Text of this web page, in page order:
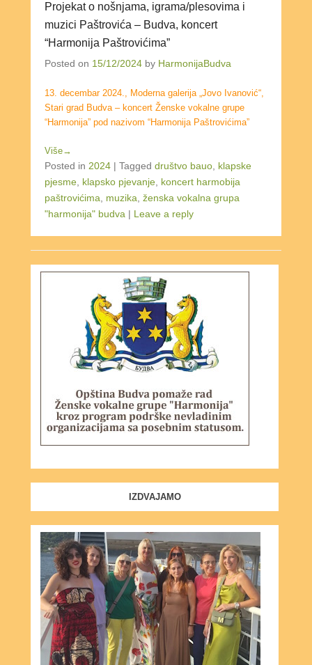
Projekat o nošnjama, igrama/plesovima i
muzici Paštrovića – Budva, koncert
“Harmonija Paštrovićima”
Posted on 15/12/2024 by HarmonijaBudva
13. decembar 2024., Moderna galerija „Jovo Ivanović“,
Stari grad Budva – koncert Ženske vokalne grupe
“Harmonija” pod nazivom “Harmonija Paštrovićima”
Više→
Posted in 2024 | Tagged društvo bauo klapske
pjesme klapsko pjevanje koncert harmobija
paštrovićima
muzika ženska vokalna grupa
"harmonija" budva | Leave a reply
IZDVAJAMO